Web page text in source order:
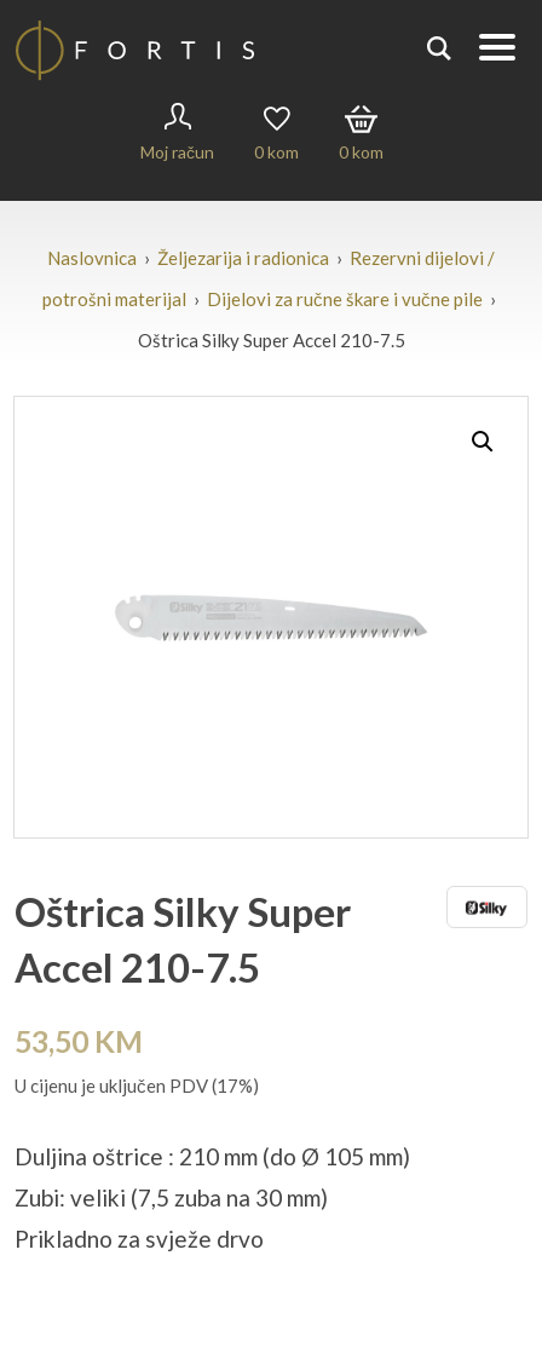
Moj račun 0kom 0kom
Naslovnica › Željezarija i radionica › Rezervni dijelovi /
potrošni materijal › Dijelovi za ručne škare i vučne pile ›
Oštrica Silky Super Accel 210-7.5
Oštrica Silky Super
Accel 210-7.5
53,50 KM
U cijenu je uključen PDV (17%)
Duljina oštrice : 210 mm (do Ø 105 mm)
Zubi: veliki (7,5 zuba na 30 mm)
Prikladno za svježe drvo